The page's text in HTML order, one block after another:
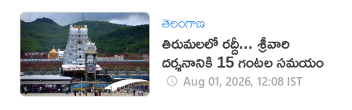
తెలంగాణ
తిరుమలలో రద్దీ... శ్రీవారి
దర్శనానికి 15 గంటల సమయం
Aug 01, 2026, 12:08 IST